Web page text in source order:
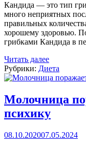
Кандида — это тип
много неприятных
правильных
хорошему здоровью.
грибками Кандида в
Читать далее
Рубрики: Диета
Молочница
психику
08.10.202007.05.2024